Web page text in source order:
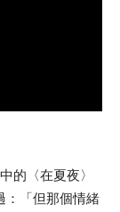
的〈在夏夜〉
：「但那個情緒